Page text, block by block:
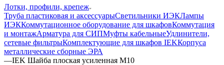
Лотки, профили, крепеж
Труба пластиковая и аксессуарыСветильники ИЭКЛампы
ИЭККоммутационное оборудование для шкафовКоммутация
и монтажАрматура для СИПМуфты кабельныеУдлинители,
сетевые фильтрыКомплектующие для шкафов IEKКорпуса
металлические сборные ЭРА
—IEK Шайба плоская усиленная M10